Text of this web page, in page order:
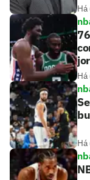
Há
Há
Há